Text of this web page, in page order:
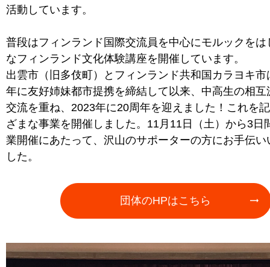
活動しています。
普段はフィンランド国際交流員を中心にモルックをは
なフィンランド文化体験講座を開催しています。
出雲市（旧多伎町）とフィンランド共和国カラヨキ市
年に友好姉妹都市提携を締結して以来、中高生の相互
交流を重ね、2023年に20周年を迎えました！これを
ざまな事業を開催しました。11月11日（土）から3日
業開催にあたって、沢山のサポーターの方にお手伝い
した。
団体のHPはこちら